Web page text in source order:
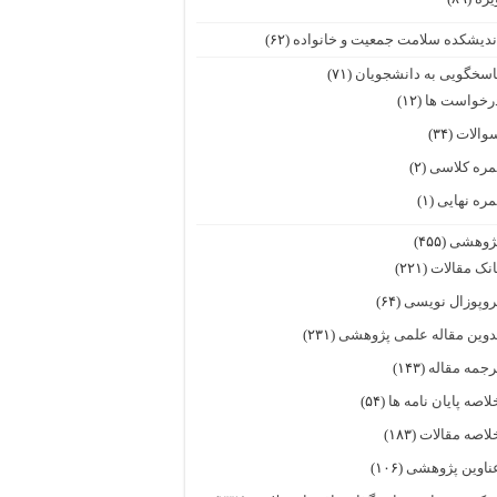
اندیشکده سلامت جمعیت و خانواده (۶۲)
به دانشجویان (۷۱)
ها (۱۲)
(۳۴)
کلاسی (۲)
نهایی (۱)
(۴۵۵)
مقالات(۲۲۱)
نویسی (۶۴)
مقاله علمی پژوهشی (۲۳۱)
مقاله (۱۴۳)
پایان نامه ها (۵۴)
مقالات(۱۸۳)
پژوهشی (۱۰۶)